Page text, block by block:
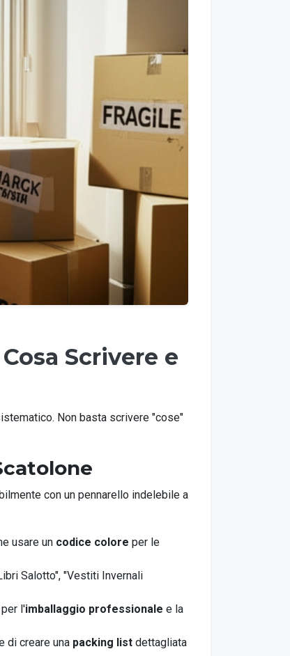
Scrivere e
Non basta scrivere "cose"
con un pennarello indelebile a
usare un codice colore per le
Salotto", "Vestiti Invernali
l'imballaggio professionale e la
di creare una packing list dettagliata